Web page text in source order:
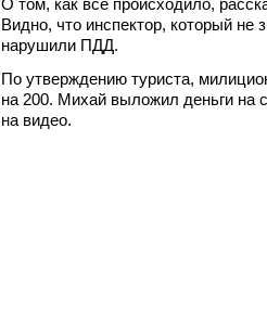
О том, как все происходило,
Видно, что инспектор, который не
нарушили ПДД.
По утверждению туриста,
на 200. Михай выложил деньги на
на видео.